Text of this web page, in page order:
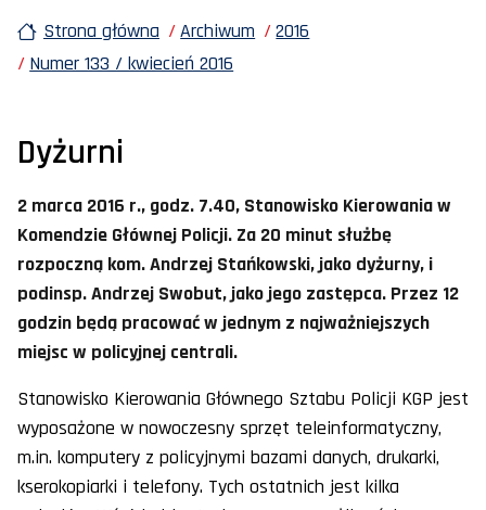
Strona główna Archiwum
2016
Numer 133 / kwiecień 2016
Dyżurni
2 marca 2016 r., godz. 7.40, Stanowisko Kierowania w
Komendzie Głównej Policji. Za 20 minut służbę
rozpoczną kom. Andrzej Stańkowski, jako dyżurny, i
podinsp. Andrzej Swobut, jako jego zastępca. Przez 12
godzin będą pracować w jednym z najważniejszych
miejsc w policyjnej centrali.
Stanowisko Kierowania Głównego Sztabu Policji KGP jest
wyposażone w nowoczesny sprzęt teleinformatyczny,
m.in. komputery z policyjnymi bazami danych, drukarki,
kserokopiarki i telefony. Tych ostatnich jest kilka